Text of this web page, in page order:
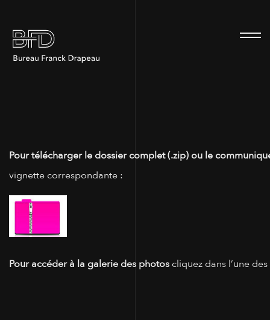
Pour télécharger le dossier complet (.zip) ou le
vignette correspondante :
Pour accéder à la galerie des photos cliquez dans l’une